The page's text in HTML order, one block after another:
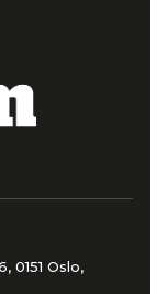
0151 Oslo,